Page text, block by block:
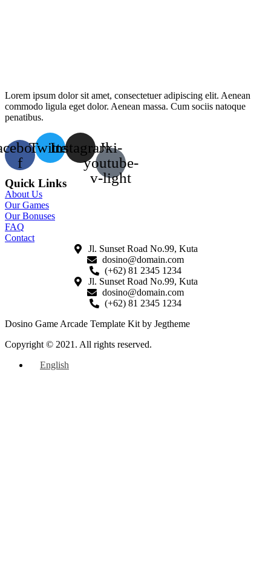
Lorem ipsum dolor sit amet, consectetuer adipiscing elit. Aenean
commodo ligula eget dolor. Aenean massa. Cum sociis natoque
penatibus.
f
TwitterInstagramJki-
youtube-
v-light
Quick Links
About Us
Our Games
Our Bonuses
FAQ
Contact
Jl. Sunset Road No.99, Kuta
dosino@domain.com
(+62) 81 2345 1234
Jl. Sunset Road No.99, Kuta
dosino@domain.com
(+62) 81 2345 1234
Dosino Game Arcade Template Kit by Jegtheme
Copyright © 2021. All rights reserved.
English